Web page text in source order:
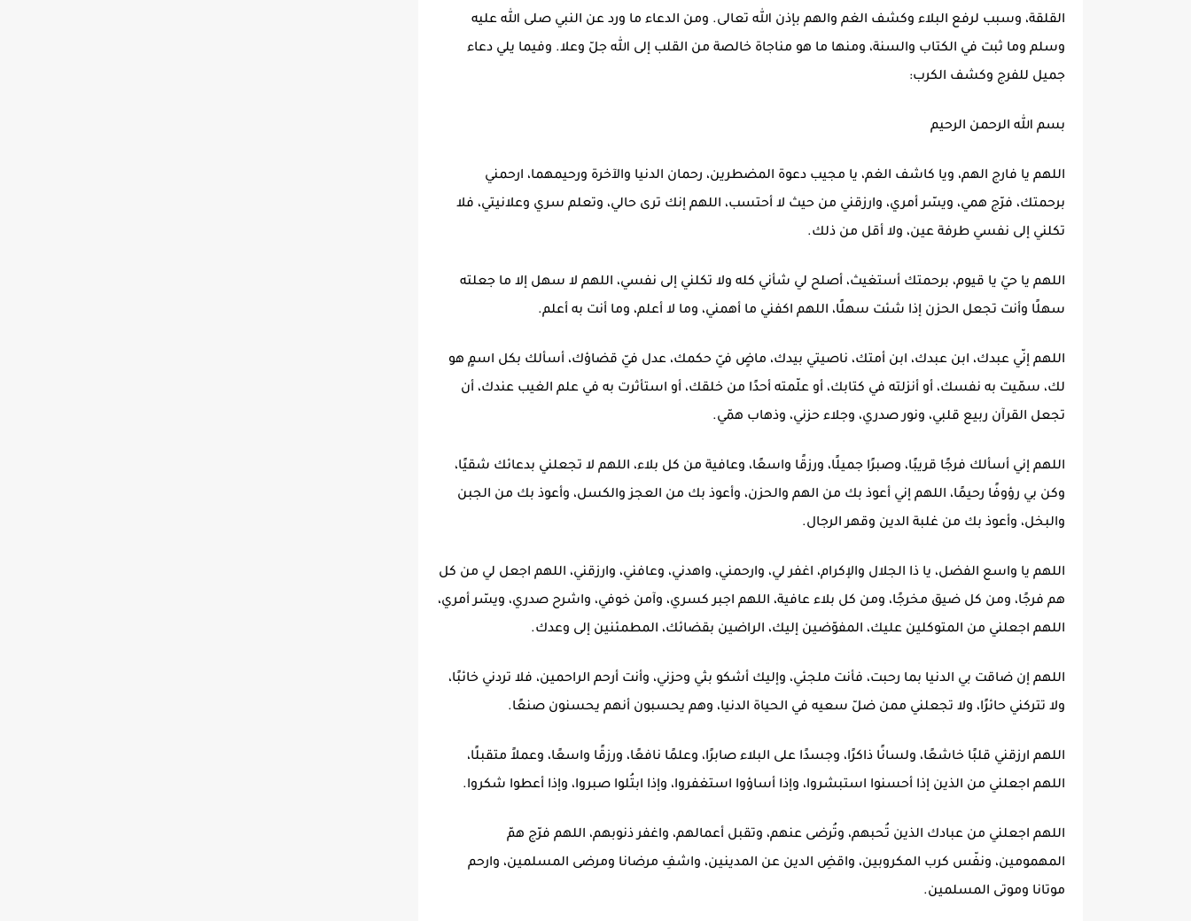
القلقة، وسبب لرفع البلاء وكشف الغم والهم بإذن الله تعالى. ومن الدعاء ما ورد عن النبي صلى الله عليه
وسلم وما ثبت في الكتاب والسنة، ومنها ما هو مناجاة خالصة من القلب إلى الله جلّ وعلا. وفيما يلي دعاء
جميل للفرج وكشف الكرب:
بسم الله الرحمن الرحيم
اللهم يا فارج الهم، ويا كاشف الغم، يا مجيب دعوة المضطرين، رحمان الدنيا والآخرة ورحيمهما، ارحمني
برحمتك، فرّج همي، ويسّر أمري، وارزقني من حيث لا أحتسب، اللهم إنك ترى حالي، وتعلم سري وعلانيتي، فلا
تكلني إلى نفسي طرفة عين، ولا أقل من ذلك.
اللهم يا حيّ يا قيوم، برحمتك أستغيث، أصلح لي شأني كله ولا تكلني إلى نفسي، اللهم لا سهل إلا ما جعلته
سهلًا وأنت تجعل الحزن إذا شئت سهلًا، اللهم اكفني ما أهمني، وما لا أعلم، وما أنت به أعلم.
اللهم إنّي عبدك، ابن عبدك، ابن أمتك، ناصيتي بيدك، ماضٍ فيّ حكمك، عدل فيّ قضاؤك، أسألك بكل اسمٍ هو
لك، سمّيت به نفسك، أو أنزلته في كتابك، أو علّمته أحدًا من خلقك، أو استأثرت به في علم الغيب عندك، أن
تجعل القرآن ربيع قلبي، ونور صدري، وجلاء حزني، وذهاب همّي.
اللهم إني أسألك فرجًا قريبًا، وصبرًا جميلًا، ورزقًا واسعًا، وعافية من كل بلاء، اللهم لا تجعلني بدعائك شقيًا،
وكن بي رؤوفًا رحيمًا، اللهم إني أعوذ بك من الهم والحزن، وأعوذ بك من العجز والكسل، وأعوذ بك من الجبن
والبخل، وأعوذ بك من غلبة الدين وقهر الرجال.
اللهم يا واسع الفضل، يا ذا الجلال والإكرام، اغفر لي، وارحمني، واهدني، وعافني، وارزقني، اللهم اجعل لي من كل
هم فرجًا، ومن كل ضيق مخرجًا، ومن كل بلاء عافية، اللهم اجبر كسري، وآمن خوفي، واشرح صدري، ويسّر أمري،
اللهم اجعلني من المتوكلين عليك، المفوّضين إليك، الراضين بقضائك، المطمئنين إلى وعدك.
اللهم إن ضاقت بي الدنيا بما رحبت، فأنت ملجئي، وإليك أشكو بثي وحزني، وأنت أرحم الراحمين، فلا تردني خائبًا،
ولا تتركني حائرًا، ولا تجعلني ممن ضلّ سعيه في الحياة الدنيا، وهم يحسبون أنهم يحسنون صنعًا.
اللهم ارزقني قلبًا خاشعًا، ولسانًا ذاكرًا، وجسدًا على البلاء صابرًا، وعلمًا نافعًا، ورزقًا واسعًا، وعملاً متقبلًا،
اللهم اجعلني من الذين إذا أحسنوا استبشروا، وإذا أساؤوا استغفروا، وإذا ابتُلوا صبروا، وإذا أعطوا شكروا.
اللهم اجعلني من عبادك الذين تُحبهم، وتُرضى عنهم، وتقبل أعمالهم، واغفر ذنوبهم، اللهم فرّج همّ
المهمومين، ونفّس كرب المكروبين، واقضِ الدين عن المدينين، واشفِ مرضانا ومرضى المسلمين، وارحم
موتانا وموتى المسلمين.